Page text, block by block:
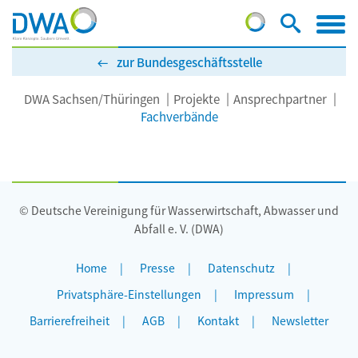
zur Bundesgeschäftsstelle
DWA Sachsen/Thüringen Projekte
Ansprechpartner
Fachverbände
© Deutsche Vereinigung für Wasserwirtschaft, Abwasser und
Abfall e. V. (DWA)
Home Presse
Datenschutz
Privatsphäre-Einstellungen
Impressum
Barrierefreiheit
AGB Kontakt Newsletter